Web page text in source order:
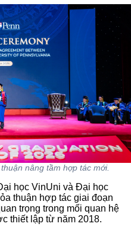
nâng tầm hợp tác mới.
học VinUni và Đại học
thuận hợp tác giai đoạn
trọng trong mối quan hệ
thiết lập từ năm 2018.